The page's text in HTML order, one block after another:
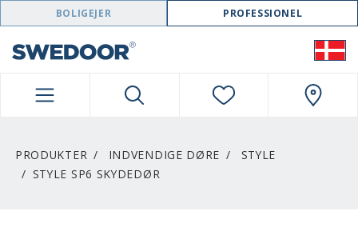
SWEDOOR NAVIGATION
BOLIGEJER PROFESSIONEL
PRODUKTER INDVENDIGE DØRE
STYLE
STYLE SP6 SKYDEDØR